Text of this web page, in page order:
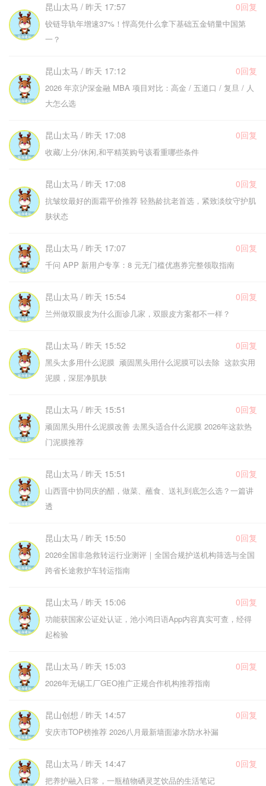
昆山太马 / 昨天 17:57 0回复
铰链导轨年增速37%！悍高凭什么拿下基础五金销量中国第
一？
昆山太马 / 昨天 17:12 0回复
2026 年京沪深金融 MBA 项目对比：高金 / 五道口 / 复旦 / 人
大怎么选
昆山太马 / 昨天 17:08 0回复
收藏/上分/休闲,和平精英购号该看重哪些条件
昆山太马 / 昨天 17:08 0回复
抗皱纹最好的面霜平价推荐 轻熟龄抗老首选，紧致淡纹守护肌
肤状态
昆山太马 / 昨天 17:07 0回复
千问 APP 新用户专享：8 元无门槛优惠券完整领取指南
昆山太马 / 昨天 15:54 0回复
兰州做双眼皮为什么面诊几家，双眼皮方案都不一样？
昆山太马 / 昨天 15:52 0回复
黑头太多用什么泥膜 顽固黑头用什么泥膜可以去除 这款实用
泥膜，深层净肌肤
昆山太马 / 昨天 15:51 0回复
顽固黑头用什么泥膜改善 去黑头适合什么泥膜 2026年这款热
门泥膜推荐
昆山太马 / 昨天 15:51 0回复
山西晋中协同庆的醋，做菜、蘸食、送礼到底怎么选？一篇讲
透
昆山太马 / 昨天 15:50 0回复
2026全国非急救转运行业测评｜全国合规护送机构筛选与全国
跨省长途救护车转运指南
昆山太马 / 昨天 15:06 0回复
功能获国家公证处认证，池小鸿日语App内容真实可查，经得
起检验
昆山太马 / 昨天 15:03 0回复
2026年无锡工厂GEO推广正规合作机构推荐指南
昆山创想 / 昨天 14:57 0回复
安庆市TOP榜推荐 2026八月最新墙面渗水防水补漏
昆山太马 / 昨天 14:47 0回复
把养护融入日常，一瓶植物硒灵芝饮品的生活笔记